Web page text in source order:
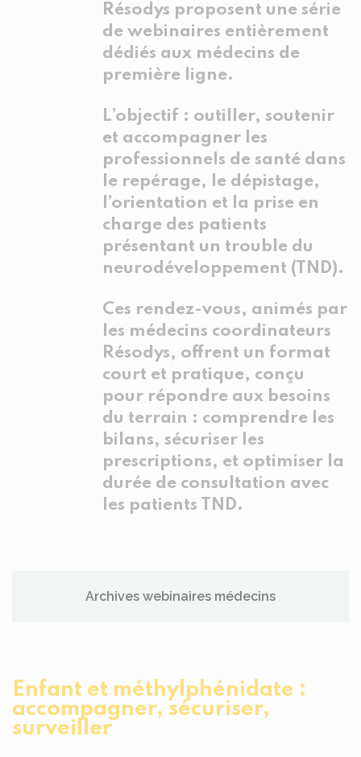
Résodys proposent une série
de webinaires entièrement
dédiés aux médecins de
première ligne.
L’objectif : outiller, soutenir
et accompagner les
professionnels de santé dans
le repérage, le dépistage,
l’orientation et la prise en
charge des patients
présentant un trouble du
neurodéveloppement (TND).
Ces rendez-vous, animés par
les médecins coordinateurs
Résodys, offrent un format
court et pratique, conçu
pour répondre aux besoins
du terrain : comprendre les
bilans, sécuriser les
prescriptions, et optimiser la
durée de consultation avec
les patients TND.
Archives webinaires médecins
Enfant et méthylphénidate :
accompagner, sécuriser,
surveiller